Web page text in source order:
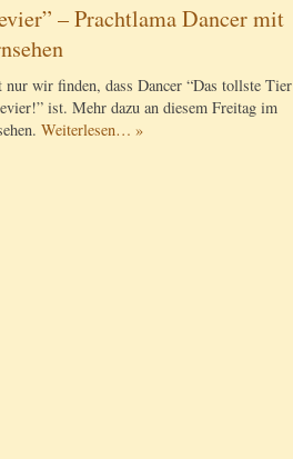
– Prachtlama Dancer mit
nur wir finden, dass Dancer “Das tollste Tier
ist. Mehr dazu an diesem Freitag im
Weiterlesen… »